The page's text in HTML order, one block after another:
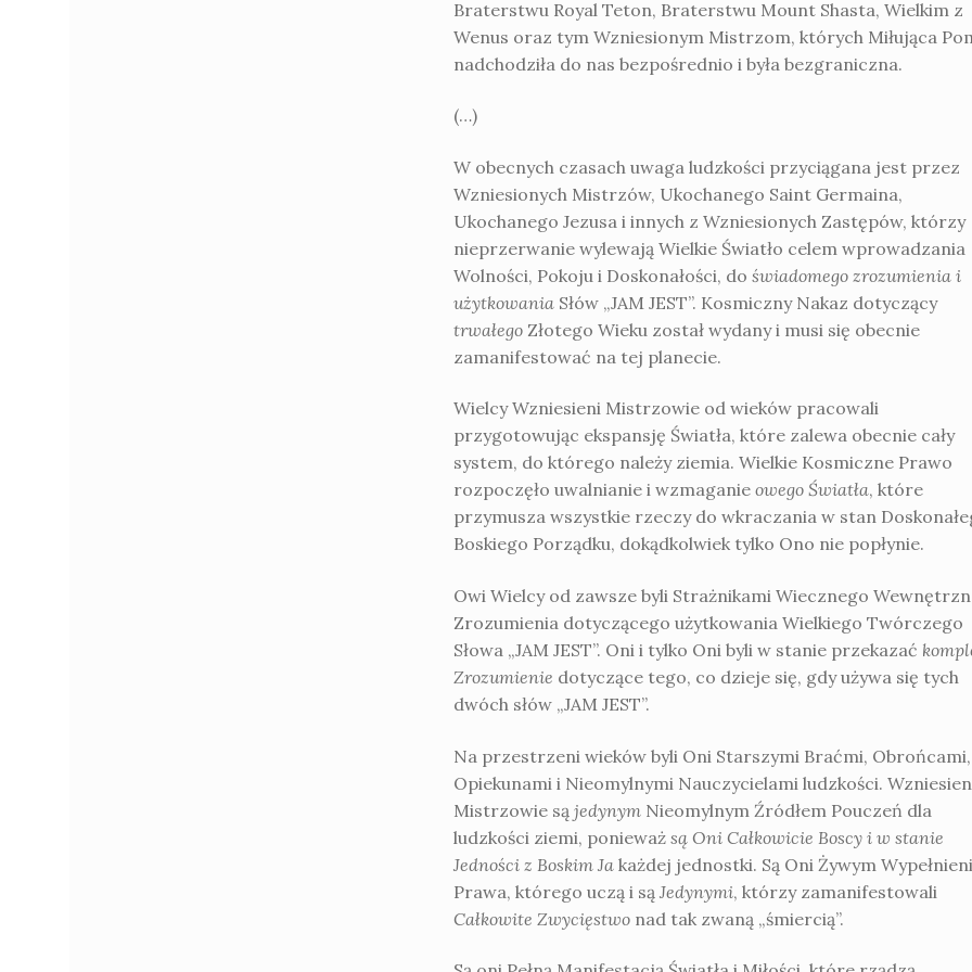
Braterstwu Royal Teton, Braterstwu Mount Shasta, Wielkim z
Wenus oraz tym Wzniesionym Mistrzom, których Miłująca
nadchodziła do nas bezpośrednio i była bezgraniczna.
(…)
W obecnych czasach uwaga ludzkości przyciągana jest przez
Wzniesionych Mistrzów, Ukochanego Saint Germaina,
Ukochanego Jezusa i innych z Wzniesionych Zastępów, którzy
nieprzerwanie wylewają Wielkie Światło celem wprowadzania
Wolności, Pokoju i Doskonałości, do świadomego zrozumienia i
użytkowaniaSłów „JAM JEST”. Kosmiczny Nakaz dotyczący
trwałegoZłotego Wieku został wydany i musi się obecnie
zamanifestować na tej planecie.
Wielcy Wzniesieni Mistrzowie od wieków pracowali
przygotowując ekspansję Światła, które zalewa obecnie cały
system, do którego należy ziemia. Wielkie Kosmiczne Prawo
rozpoczęło uwalnianie i wzmaganie owego Światła, które
przymusza wszystkie rzeczy do wkraczania w stan
Boskiego Porządku, dokądkolwiek tylko Ono nie popłynie.
Owi Wielcy od zawsze byli Strażnikami Wiecznego
Zrozumienia dotyczącego użytkowania Wielkiego Twórczego
Słowa „JAM JEST”. Oni i tylko Oni byli w stanie przekazać
Zrozumienie dotyczące tego, co dzieje się, gdy używa się tych
dwóch słów „JAM JEST”.
Na przestrzeni wieków byli Oni Starszymi Braćmi, Obrońcami,
Opiekunami i Nieomylnymi Nauczycielami ludzkości.
Mistrzowie są jedynymNieomylnym Źródłem Pouczeń dla
ludzkości ziemi, ponieważ są Oni Całkowicie Boscy i w stanie
Jedności z Boskim Jakażdej jednostki. Są Oni Żywym
Prawa, którego uczą i są Jedynymi, którzy zamanifestowali
Całkowite Zwycięstwonad tak zwaną „śmiercią”.